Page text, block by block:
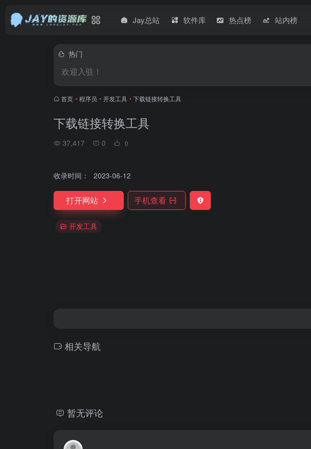
Jay总站 软件库 热点榜 站内榜
热门
欢迎入驻！
首页 • 程序员 • 开发工具 • 下载链接转换工具
下载链接转换工具
37,417 0 0
收录时间： 2023-06-12
打开网站 手机查看
开发工具
相关导航
暂无评论